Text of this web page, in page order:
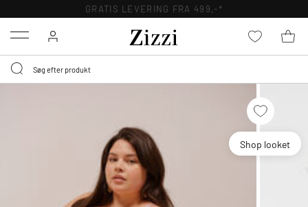
GRATIS LEVERING FRA 499,-*
Menu
Shop looket